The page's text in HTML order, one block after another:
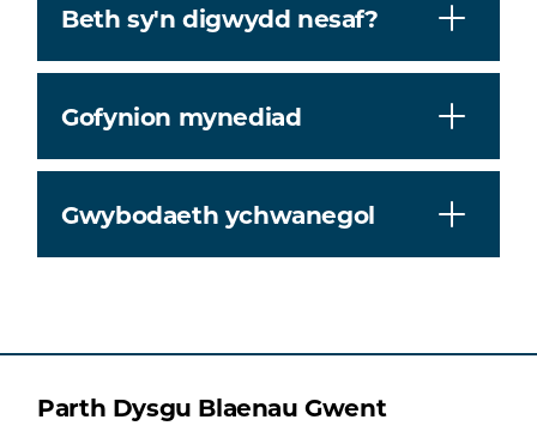
Beth sy'n digwydd nesaf?
Gofynion mynediad
Gwybodaeth ychwanegol
Parth Dysgu Blaenau Gwent